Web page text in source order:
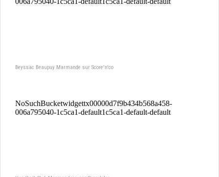
Beyssac Beaupuy Marmande sur Score'n'co